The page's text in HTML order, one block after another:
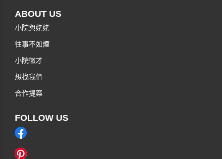
ABOUT US
小院與姥姥
往事不如煙
小院徵才
想找我們
合作提案
FOLLOW US